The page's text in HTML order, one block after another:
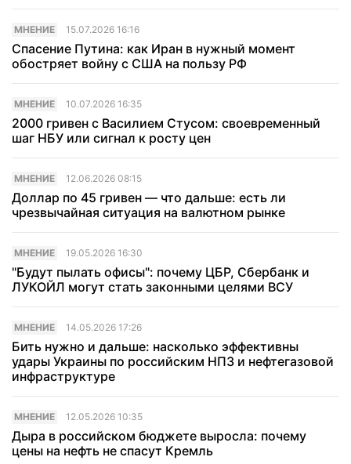
МНЕНИЕ 15.07.2026 16:16
Спасение Путина: как Иран в нужный момент
обостряет войну с США на пользу РФ
МНЕНИЕ 10.07.2026 16:35
2000 гривен с Василием Стусом: своевременный
шаг НБУ или сигнал к росту цен
МНЕНИЕ 12.06.2026 08:15
Доллар по 45 гривен — что дальше: есть ли
чрезвычайная ситуация на валютном рынке
МНЕНИЕ 19.05.2026 16:30
"Будут пылать офисы": почему ЦБР, Сбербанк и
ЛУКОЙЛ могут стать законными целями ВСУ
МНЕНИЕ 14.05.2026 17:26
Бить нужно и дальше: насколько эффективны
удары Украины по российским НПЗ и нефтегазовой
инфраструктуре
МНЕНИЕ 12.05.2026 10:35
Дыра в российском бюджете выросла: почему
цены на нефть не спасут Кремль